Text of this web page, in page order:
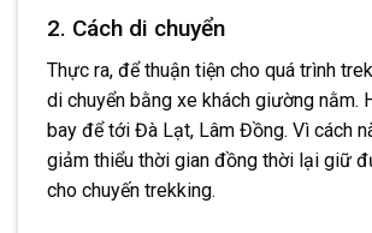
2. Cách di chuyển
Thực ra, để thuận tiện cho quá trình
di chuyển bằng xe khách giường nằm.
bay để tới Đà Lạt, Lâm Đồng. Vì cách
giảm thiểu thời gian đồng thời lại giữ
cho chuyến trekking.